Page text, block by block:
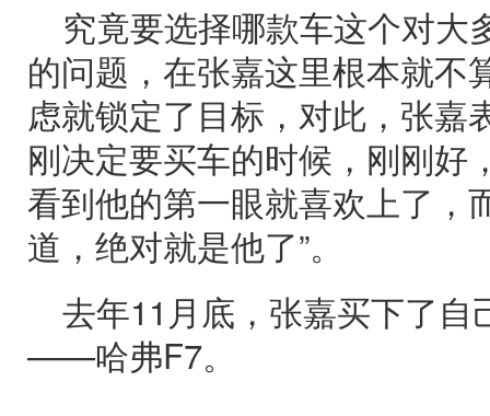
究竟要选择哪款车这个对大
的问题，在张嘉这里根本就不
虑就锁定了目标，对此，张嘉
刚决定要买车的时候，刚刚好
看到他的第一眼就喜欢上了，
道，绝对就是他了”。
去年11月底，张嘉买下了自
——哈弗F7。